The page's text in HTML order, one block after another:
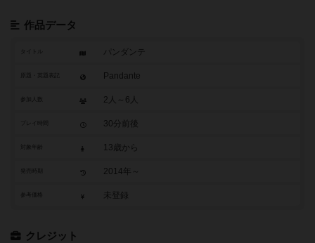
作品データ
タイトル パンダンテ
Pandante
参加人数 2人～6人
30分前後
13歳から
2014年～
参考価格 未登録
クレジット